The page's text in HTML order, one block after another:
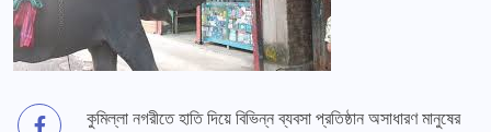
কুমিল্লা নগরীতে হাতি দিয়ে বিভিন্ন ব্যবসা প্রতিষ্ঠান অসাধারণ মানুষের